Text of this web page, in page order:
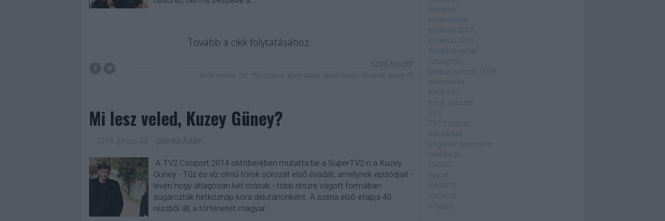
Tovább a cikk folytatásához.
Szólj hozzá!
török sorozat TV2 TV2 Csoport Kuzey Güney Kuzey Güney - Tűz és víz Izaura TV
Mi lesz veled, Kuzey Güney?
2016. június 06. Jasinka Ádám
A TV2 Csoport 2014 októberében mutatta be a SuperTV2-n a Kuzey
Güney - Tűz és víz című török sorozat első évadát, amelynek epizódjait -
lévén hogy átlagosan két órásak - több részre vágott formában
sugározták hétköznap kora délutánonként. A széria első etapja 40
részből áll, a történetet magyar…
szinkron
szinkroninfó
szinkron 2017
szinkron 2018
Sztárban sztár
Szulejmán
tavaszi szezon 2018
telenovella
török kvíz
török sorozat
TV2
TV2 Csoport
Válótársak
Végtelen szerelem
vetélkedő
VIASAT
Viasat
VIASAT3
VIASAT6
X-faktor